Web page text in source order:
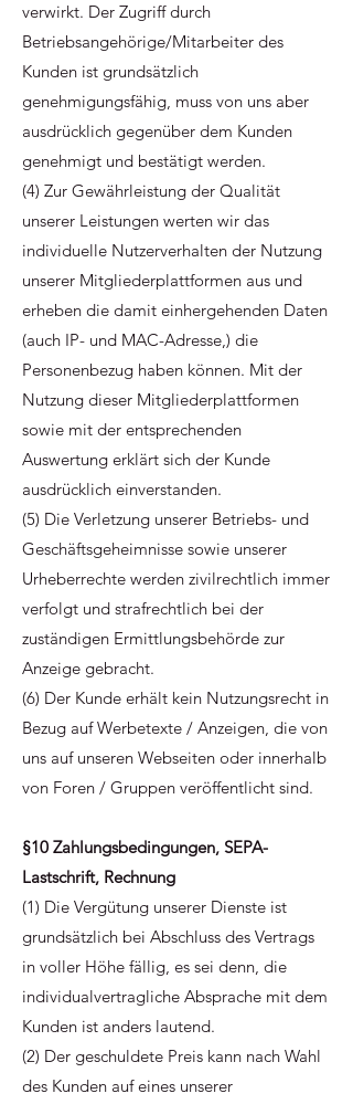
verwirkt. Der Zugriff durch
Betriebsangehörige/Mitarbeiter des
Kunden ist grundsätzlich
genehmigungsfähig, muss von uns aber
ausdrücklich gegenüber dem Kunden
genehmigt und bestätigt werden.
(4) Zur Gewährleistung der Qualität
unserer Leistungen werten wir das
individuelle Nutzerverhalten der Nutzung
unserer Mitgliederplattformen aus und
erheben die damit einhergehenden Daten
(auch IP- und MAC-Adresse,) die
Personenbezug haben können. Mit der
Nutzung dieser Mitgliederplattformen
sowie mit der entsprechenden
Auswertung erklärt sich der Kunde
ausdrücklich einverstanden.
(5) Die Verletzung unserer Betriebs- und
Geschäftsgeheimnisse sowie unserer
Urheberrechte werden zivilrechtlich immer
verfolgt und strafrechtlich bei der
zuständigen Ermittlungsbehörde zur
Anzeige gebracht.
(6) Der Kunde erhält kein Nutzungsrecht in
Bezug auf Werbetexte / Anzeigen, die von
uns auf unseren Webseiten oder innerhalb
von Foren / Gruppen veröffentlicht sind.
§10 Zahlungsbedingungen, SEPA-
Lastschrift, Rechnung
(1) Die Vergütung unserer Dienste ist
grundsätzlich bei Abschluss des Vertrags
in voller Höhe fällig, es sei denn, die
individualvertragliche Absprache mit dem
Kunden ist anders lautend.
(2) Der geschuldete Preis kann nach Wahl
des Kunden auf eines unserer